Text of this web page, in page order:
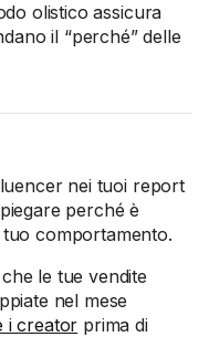
olistico assicura
il “perché” delle
nei tuoi report
perché è
comportamento.
le tue vendite
nel mese
i creator prima di